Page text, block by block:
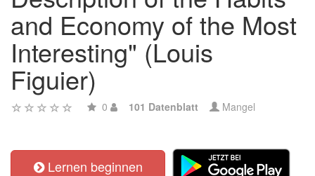
and Economy of the Most
Interesting" (Louis
Figuier)
0 101 Datenblatt Mangel
Lernen beginnen